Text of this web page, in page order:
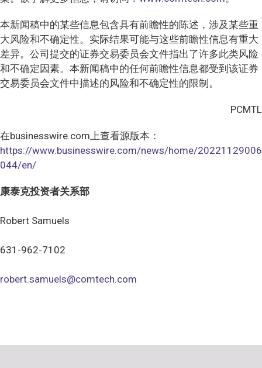
本新闻稿中的某些信息包含具有前瞻性的陈述，涉及某些重
大风险和不确定性。实际结果可能与这些前瞻性信息有重大
差异。公司提交的证券交易委员会文件指出了许多此类风险
和不确定因素。本新闻稿中的任何前瞻性信息都受到该证券
交易委员会文件中描述的风险和不确定性的限制。
PCMTL
在businesswire.com上查看源版本：
https://www.businesswire.com/news/home/20221129006
044/en/
康泰克投资者关系部
Robert Samuels
631-962-7102
robert.samuels@comtech.com